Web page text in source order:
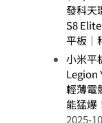
發科天
S8
平板｜
小米平
Legion
輕薄電
能猛爆
2025-